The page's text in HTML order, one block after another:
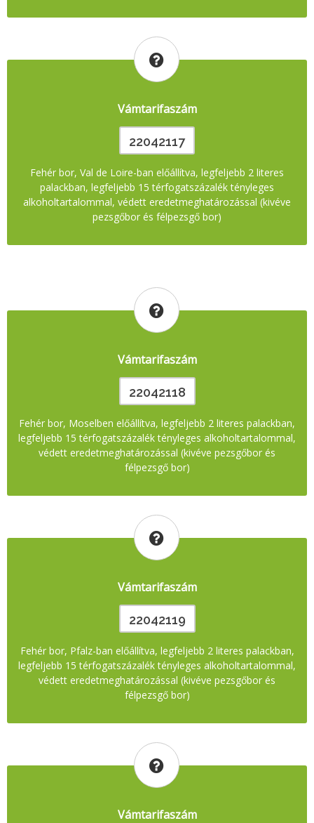
Vámtarifaszám
22042117
Fehér bor, Val de Loire-ban előállítva, legfeljebb 2 literes
palackban, legfeljebb 15 térfogatszázalék tényleges
alkoholtartalommal, védett eredetmeghatározással (kivéve
pezsgőbor és félpezsgő bor)
Vámtarifaszám
22042118
Fehér bor, Moselben előállítva, legfeljebb 2 literes palackban,
legfeljebb 15 térfogatszázalék tényleges alkoholtartalommal,
védett eredetmeghatározással (kivéve pezsgőbor és
félpezsgő bor)
Vámtarifaszám
22042119
Fehér bor, Pfalz-ban előállítva, legfeljebb 2 literes palackban,
legfeljebb 15 térfogatszázalék tényleges alkoholtartalommal,
védett eredetmeghatározással (kivéve pezsgőbor és
félpezsgő bor)
Vámtarifaszám